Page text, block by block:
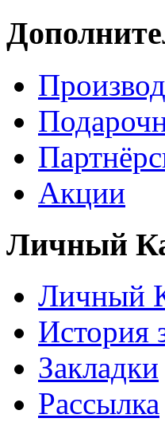
Акции
Личный
Личный
История
Закладки
Рассылка